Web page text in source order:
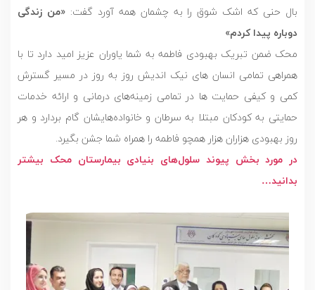
بال حنی که اشک شوق را به چشمان همه آورد گفت:«من زندگی
دوباره پیدا کردم»
محک ضمن تبریک بهبودی فاطمه به شما یاوران عزیز امید دارد تا با
همراهی تمامی انسان های نیک اندیش روز به روز در مسیر گسترش
کمی و کیفی حمایت ها در تمامی زمینه‌های درمانی و ارائه خدمات
حمایتی به کودکان مبتلا به سرطان و خانواده‌هایشان گام بردارد و هر
روز بهبودی هزاران هزار همچو فاطمه را همراه شما جشن بگیرد.
در مورد بخش پیوند سلول‌های بنیادی بیمارستان محک بیشتر
بدانید…